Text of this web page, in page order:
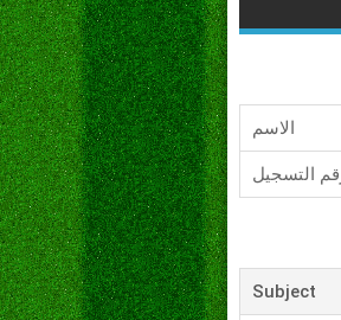
الاسم
التسجيل
Subject